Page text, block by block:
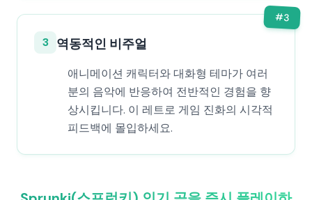
#3
3 역동적인 비주얼
애니메이션 캐릭터와 대화형 테마가 여러
분의 음악에 반응하여 전반적인 경험을 향
상시킵니다. 이 레트로 게임 진화의 시각적
피드백에 몰입하세요.